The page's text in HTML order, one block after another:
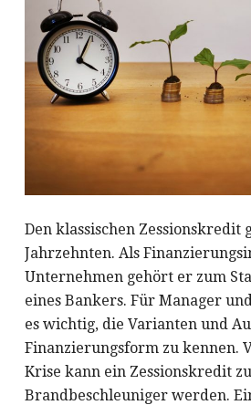
Den klassischen Zessionskredit
Jahrzehnten. Als
Unternehmen gehört er zum
eines Bankers. Für Manager
es wichtig, die Varianten und
Finanzierungsform zu kennen.
Krise kann ein Zessionskredit
Brandbeschleuniger werden.